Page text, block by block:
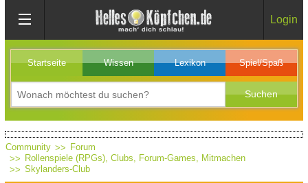
Login
Startseite Wissen Lexikon Spiel/Spaß
Community
Forum
Rollenspiele (RPGs), Clubs, Forum-Games, Mitmachen
Skylanders-Club